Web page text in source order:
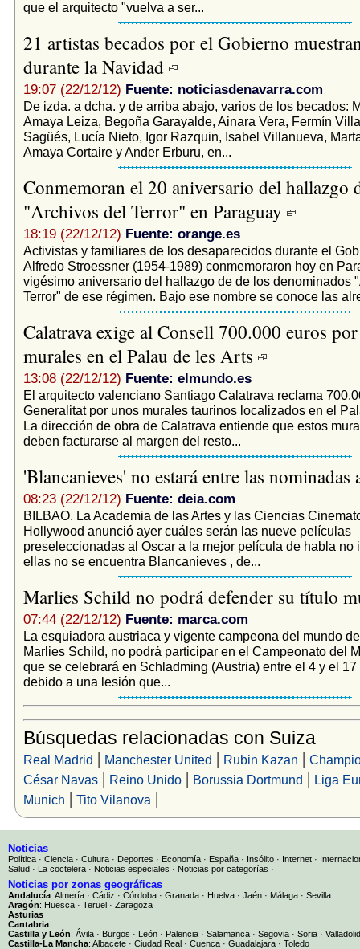
que el arquitecto "vuelva a ser...
21 artistas becados por el Gobierno
durante la Navidad
19:07 (22/12/12) Fuente: noticiasdenavarra.com
De izda. a dcha. y de arriba abajo, varios de los becados:
Amaya Leiza, Begoña Garayalde, Ainara Vera, Fermín
Sagüés, Lucía Nieto, Igor Razquin, Isabel Villanueva,
Amaya Cortaire y Ander Erburu, en...
Conmemoran el 20 aniversario del hallazgo
"Archivos del Terror" en Paraguay
18:19 (22/12/12) Fuente: orange.es
Activistas y familiares de los desaparecidos durante el
Alfredo Stroessner (1954-1989) conmemoraron hoy en
vigésimo aniversario del hallazgo de de los denominados
Terror" de ese régimen. Bajo ese nombre se conoce las
Calatrava exige al Consell 700.000 euros
murales en el Palau de les Arts
13:08 (22/12/12) Fuente: elmundo.es
El arquitecto valenciano Santiago Calatrava reclama
Generalitat por unos murales taurinos localizados en el
La dirección de obra de Calatrava entiende que estos
deben facturarse al margen del resto...
'Blancanieves' no estará entre las
08:23 (22/12/12) Fuente: deia.com
BILBAO. La Academia de las Artes y las Ciencias
Hollywood anunció ayer cuáles serán las nueve películas
preseleccionadas al Oscar a la mejor película de habla no
ellas no se encuentra Blancanieves , de...
Marlies Schild no podrá defender su título
07:44 (22/12/12) Fuente: marca.com
La esquiadora austriaca y vigente campeona del mundo
Marlies Schild, no podrá participar en el Campeonato del
que se celebrará en Schladming (Austria) entre el 4 y el 17
debido a una lesión que...
Búsquedas relacionadas con Suiza
Real Madrid | Manchester United | Rubin Kazan |
César Navas| Reino Unido| Borussia Dortmund | Liga
Munich | Tito Vilanova |
Noticias
Política · Ciencia · Cultura · Deportes · Economía · España · Insólito · Internet ·
Salud · La coctelera · Noticias especiales · Noticias por categorías ·
Noticias por zonas geográficas
Andalucía: Almería · Cádiz · Córdoba · Granada · Huelva · Jaén · Málaga · Sevilla
Aragón: Huesca · Teruel · Zaragoza
Asturias
Cantabria
Castilla y León: Ávila · Burgos · León · Palencia · Salamanca · Segovia · Soria · Valladolid
Castilla-La Mancha: Albacete · Ciudad Real · Cuenca · Guadalajara · Toledo